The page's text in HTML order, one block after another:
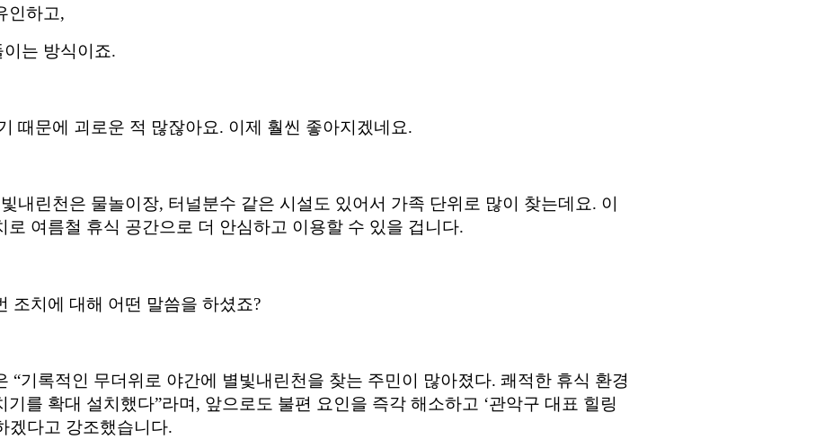
인하고,
는 방식이죠.
때문에 괴로운 적 많잖아요. 이제 훨씬 좋아지겠네요.
내린천은 물놀이장, 터널분수 같은 시설도 있어서 가족 단위로 많이 찾는데요. 이
로 여름철 휴식 공간으로 더 안심하고 이용할 수 있을 겁니다.
조치에 대해 어떤 말씀을 하셨죠?
“기록적인 무더위로 야간에 별빛내린천을 찾는 주민이 많아졌다. 쾌적한 휴식 환경
기를 확대 설치했다”라며 , 앞으로도 불편 요인을 즉각 해소하고 ‘관악구 대표 힐링
겠다고 강조했습니다.